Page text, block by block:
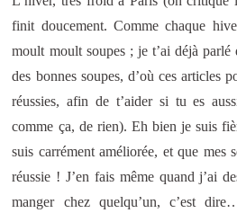
finit doucement. Comme chaque
moult moult soupes ; je t’ai déjà
des bonnes soupes, d’où ces articles
réussies, afin de t’aider si tu es
comme ça, de rien). Eh bien je suis
suis carrément améliorée, et que mes
réussie ! J’en fais même quand j’ai
manger chez quelqu’un, c’est